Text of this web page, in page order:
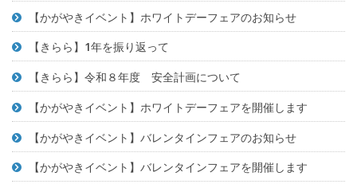
【かがやきイベント】ホワイトデーフェアのお知らせ
【きらら】1年を振り返って
【きらら】令和８年度 安全計画について
【かがやきイベント】ホワイトデーフェアを開催します
【かがやきイベント】バレンタインフェアのお知らせ
【かがやきイベント】バレンタインフェアを開催します